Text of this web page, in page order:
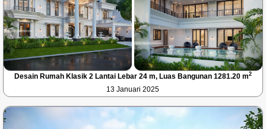
Desain Rumah Klasik 2 Lantai Lebar 24 m, Luas Bangunan 1281.20 m2
13 Januari 2025